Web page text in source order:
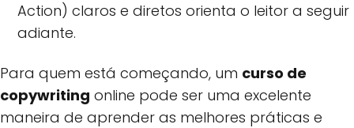
Action) claros e diretos orienta o leitor a seguir
adiante.
Para quem está começando, um curso de
copywriting online pode ser uma excelente
maneira de aprender as melhores práticas e